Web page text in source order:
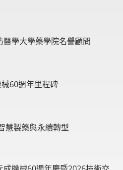
學大學藥學院名譽顧問
60週年里程碑
慧製藥與永續轉型